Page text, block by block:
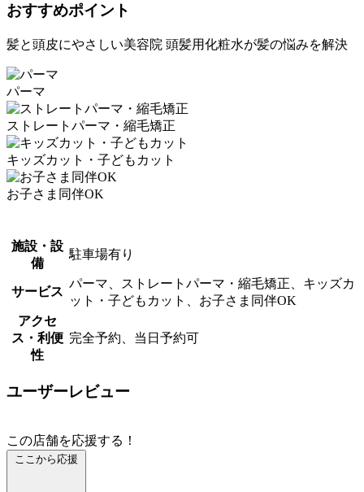
おすすめポイント
髪と頭皮にやさしい美容院 頭髪用化粧水が髪の悩みを解決
パーマ
ストレートパーマ・縮毛矯正
キッズカット・子どもカット
お子さま同伴OK
施設・設
備
駐車場有り
サービス
パーマ、ストレートパーマ・縮毛矯正、キッズカ
ット・子どもカット、お子さま同伴OK
アクセ
ス・利便
性
完全予約、当日予約可
ユーザーレビュー
この店舗を応援する！
ここから応援